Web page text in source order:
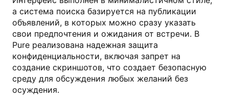
а система поиска базируется на публикации
объявлений, в которых можно сразу указать
свои предпочтения и ожидания от встречи. В
Pure реализована надежная защита
конфиденциальности, включая запрет на
создание скриншотов, что создает безопасную
среду для обсуждения любых желаний без
осуждения.